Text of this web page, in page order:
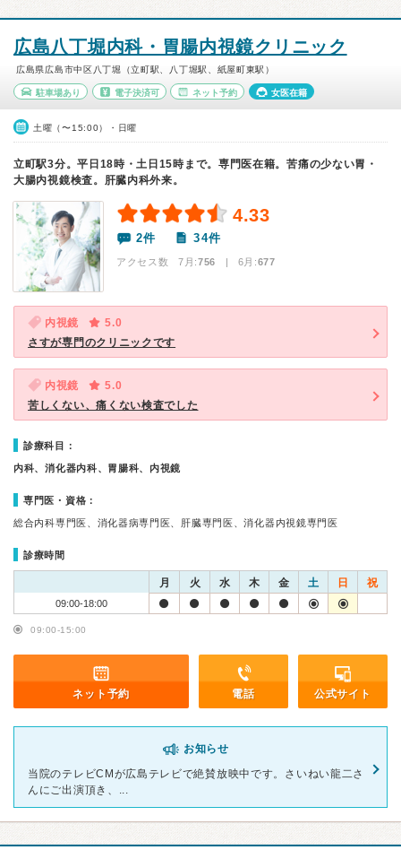
広島八丁堀内科・胃腸内視鏡クリニック
広島県広島市中区八丁堀（立町駅、八丁堀駅、紙屋町東駅）
駐車場あり 電子決済可 ネット予約 女医在籍
土曜（〜15:00）・日曜
立町駅3分。平日18時・土日15時まで。専門医在籍。苦痛の少ない胃・
大腸内視鏡検査。肝臓内科外来。
4.33
2件 34件
アクセス数 7月:756 | 6月:677
内視鏡
5.0
さすが専門のクリニックです
内視鏡
5.0
苦しくない、痛くない検査でした
診療科目：
内科、消化器内科、胃腸科、内視鏡
専門医・資格：
総合内科専門医、消化器病専門医、肝臓専門医、消化器内視鏡専門医
診療時間
月 火 水 木 金 土 日 祝
09:00-18:00
09:00-15:00
ネット予約 電話 公式サイト
お知らせ
当院のテレビCMが広島テレビで絶賛放映中です。さいねい龍二さ
んにご出演頂き、...